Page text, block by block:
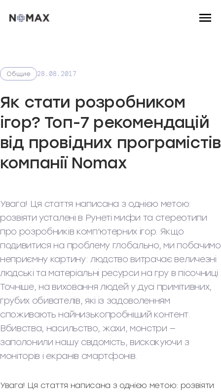
Общие 28.08.2017
Як стати розробником
ігор? Топ-7 рекомендацій
від провідних програмістів
компанії Nomax
Увага! Ця стаття написана з однією метою:
розвіяти усталені в Рунеті мифи та стереотипи
про розробників комп'ютерних ігор. Якщо
подивитися на проблему глобально, ми побачимо
неприємну картину: людство витрачає величезні
людські та матеріальні ресурси на гру в пісочниці.
Точніше, на виховання людей у дусі примітивних,
грубих обивателів, які із задоволенням
споживають найнизькопробніший контент.
Вбивства, насильство, жахи, монстри —
заполонили нашу свідомість, вискакуючи з
моніторів і екранів смартфонів.
Увага! Ця стаття написана з однією метою: розвіяти